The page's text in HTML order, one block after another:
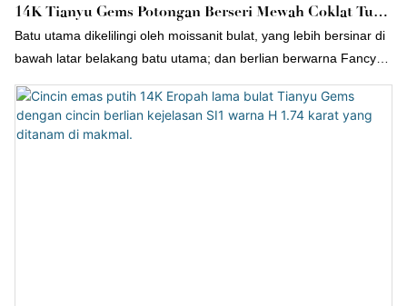
14K Tianyu Gems Potongan Berseri Mewah Coklat Tua
Mewah Untuk Wanita
Batu utama dikelilingi oleh moissanit bulat, yang lebih bersinar di
bawah latar belakang batu utama; dan berlian berwarna Fancy
lengan dengan lebar tertentu, yang penuh dengan tekstur dan
aura; keseluruhan cincin beratnya ialah 4.97 gram.